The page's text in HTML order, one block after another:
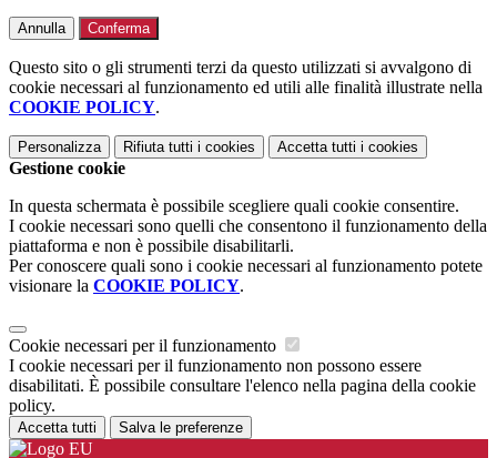
Annulla Conferma
Questo sito o gli strumenti terzi da questo utilizzati si avvalgono di
cookie necessari al funzionamento ed utili alle finalità illustrate nella
COOKIE POLICY.
Personalizza Rifiuta tutti i cookies Accetta tutti i cookies
Gestione cookie
In questa schermata è possibile scegliere quali cookie consentire.
I cookie necessari sono quelli che consentono il funzionamento della
piattaforma e non è possibile disabilitarli.
Per conoscere quali sono i cookie necessari al funzionamento potete
visionare la COOKIE POLICY.
Cookie necessari per il funzionamento
I cookie necessari per il funzionamento non possono essere
disabilitati. È possibile consultare l'elenco nella pagina della cookie
policy.
Accetta tutti Salva le preferenze